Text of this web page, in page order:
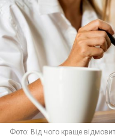
Фото: Від чого краще